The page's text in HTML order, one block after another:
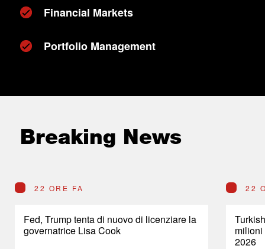
Financial Markets
Portfolio Management
Breaking News
22 ORE FA
Fed, Trump tenta di nuovo di licenziare la
governatrice Lisa Cook
22
2026